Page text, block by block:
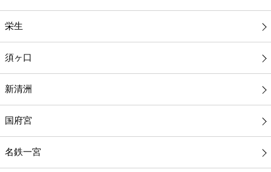
栄生
須ヶ口
新清洲
国府宮
名鉄一宮